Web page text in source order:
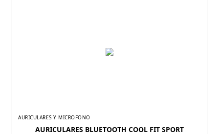
AURICULARES Y MICROFONO
AURICULARES BLUETOOTH COOL FIT SPORT